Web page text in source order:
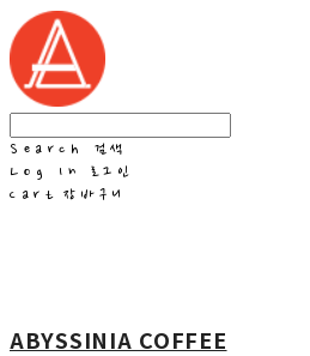
Search
검색
Log In
로그인
Cart 장바구니
ABYSSINIA COFFEE